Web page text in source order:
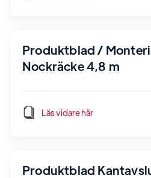
Produktblad /
Nockräcke 4,8 m
Läs vidare här
Produktblad